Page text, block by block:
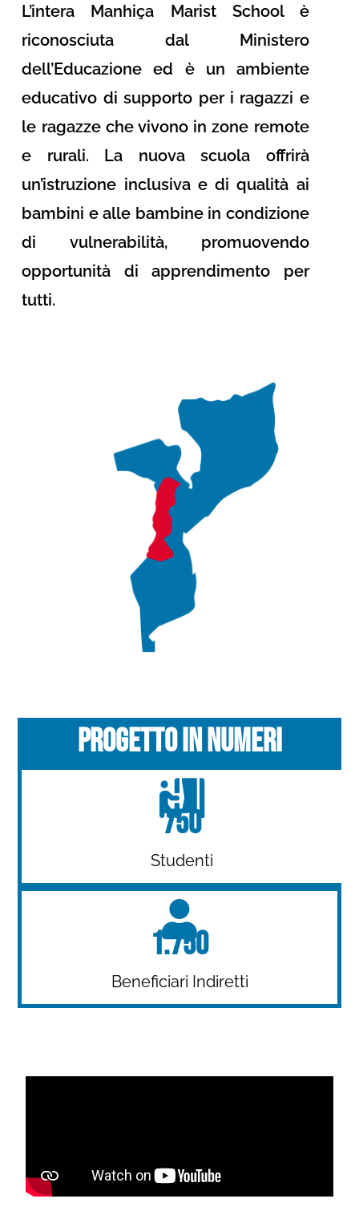
L’intera Manhiça Marist School è
riconosciuta dal Ministero
dell’Educazione ed è un ambiente
educativo di supporto per i ragazzi e
le ragazze che vivono in zone remote
e rurali. La nuova scuola offrirà
un’istruzione inclusiva e di qualità ai
bambini e alle bambine in condizione
di vulnerabilità, promuovendo
opportunità di apprendimento per
tutti.
progetto in numeri
750
Studenti
1.750
Beneficiari Indiretti